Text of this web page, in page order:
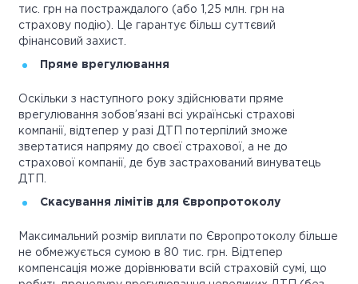
тис. грн на постраждалого (або 1,25 млн. грн на
страхову подію). Це гарантує більш суттєвий
фінансовий захист.
Пряме врегулювання
Оскільки з наступного року здійснювати пряме
врегулювання зобов’язані всі українські страхові
компанії, відтепер у разі ДТП потерпілий зможе
звертатися напряму до своєї страхової, а не до
страхової компанії, де був застрахований винуватець
ДТП.
Скасування лімітів для Європротоколу
Максимальний розмір виплати по Європротоколу більше
не обмежується сумою в 80 тис. грн. Відтепер
компенсація може дорівнювати всій страховій сумі, що